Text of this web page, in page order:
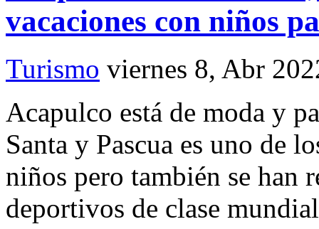
vacaciones con niños
Turismo viernes 8, Abr
Acapulco está de moda y
Santa y Pascua es uno de
niños pero también se han
deportivos de clase